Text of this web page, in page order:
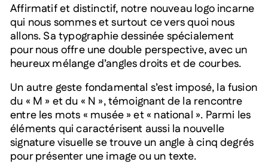
Affirmatif et distinctif, notre nouveau logo incarne
qui nous sommes et surtout ce vers quoi nous
allons. Sa typographie dessinée spécialement
pour nous offre une double perspective, avec un
heureux mélange d’angles droits et de courbes.
Un autre geste fondamental s’est imposé, la fusion
du « M » et du « N », témoignant de la rencontre
entre les mots « musée » et « national ». Parmi les
éléments qui caractérisent aussi la nouvelle
signature visuelle se trouve un angle à cinq degrés
pour présenter une image ou un texte.